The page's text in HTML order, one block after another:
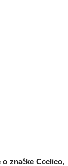
o značke Coclico,